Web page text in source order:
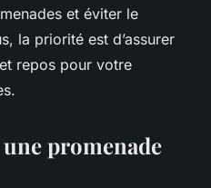
et éviter le
la priorité est d’assurer
repos pour votre
promenade